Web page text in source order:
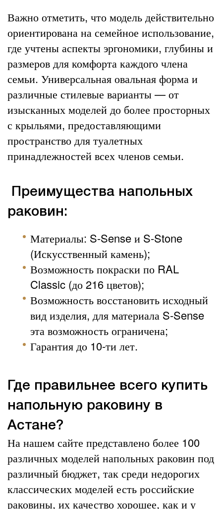
Важно отметить, что модель действительно
ориентирована на семейное использование,
где учтены аспекты эргономики, глубины и
размеров для комфорта каждого члена
семьи. Универсальная овальная форма и
различные стилевые варианты — от
изысканных моделей до более просторных
с крыльями, предоставляющими
пространство для туалетных
принадлежностей всех членов семьи.
Преимущества напольных
раковин:
Материалы: S-Sense и S-Stone
(Искусственный камень);
Возможность покраски по RAL
Classic (до 216 цветов);
Возможность восстановить исходный
вид изделия, для материала S-Sense
эта возможность ограничена;
Гарантия до 10-ти лет.
Где правильнее всего купить
напольную раковину в
Астане?
На нашем сайте представлено более 100
различных моделей напольных раковин под
различный бюджет, так среди недорогих
классических моделей есть российские
раковины, их качество хорошее, как и у